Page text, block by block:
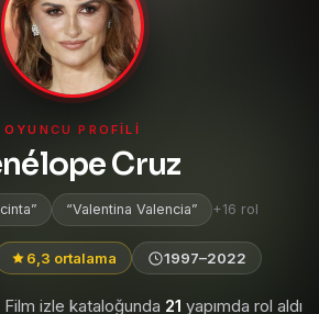
OYUNCU PROFILI
Cruz
Valentina Valencia +16 rol
6,3 ortalama 1997–2022
Film izle kataloğunda 21 yapımda rol aldı